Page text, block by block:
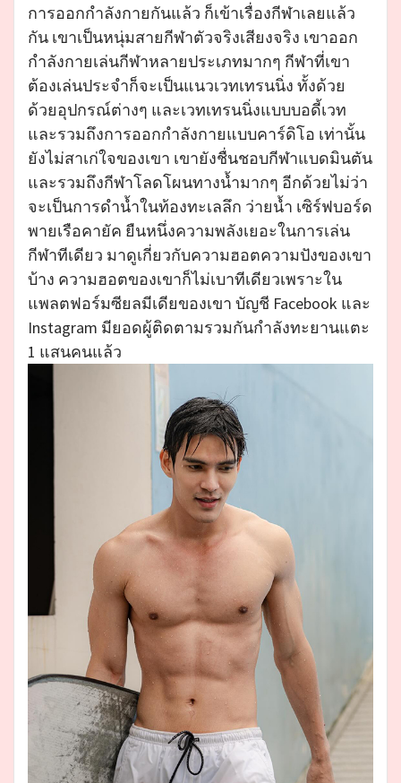
การออกกำลังกายกันแล้ว ก็เข้าเรื่องกีฬาเลยแล้ว
กัน เขาเป็นหนุ่มสายกีฬาตัวจริงเสียงจริง เขาออก
กำลังกายเล่นกีฬาหลายประเภทมากๆ กีฬาที่เขา
ต้องเล่นประจำก็จะเป็นแนวเวทเทรนนิ่ง ทั้งด้วย
ด้วยอุปกรณ์ต่างๆ และเวทเทรนนิ่งแบบบอดี้เวท
และรวมถึงการออกกำลังกายแบบคาร์ดิโอ เท่านั้น
ยังไม่สาเก่ใจของเขา เขายังชื่นชอบกีฬาแบดมินตัน
และรวมถึงกีฬาโลดโผนทางน้ำมากๆ อีกด้วยไม่ว่า
จะเป็นการดำน้ำในท้องทะเลลึก ว่ายน้ำ เซิร์ฟบอร์ด
พายเรือคายัค ยืนหนึ่งความพลังเยอะในการเล่น
กีฬาทีเดียว มาดูเกี่ยวกับความฮอตความปังของเขา
บ้าง ความฮอตของเขาก็ไม่เบาทีเดียวเพราะใน
แพลตฟอร์มซียลมีเดียของเขา บัญชี Facebook และ
Instagram มียอดผู้ติดตามรวมกันกำลังทะยานแตะ
1 แสนคนแล้ว